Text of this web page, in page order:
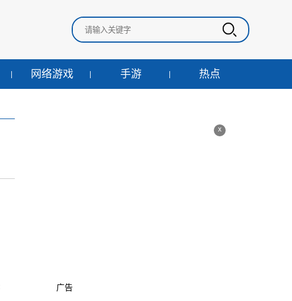
网络游戏 手游 热点
x
广告